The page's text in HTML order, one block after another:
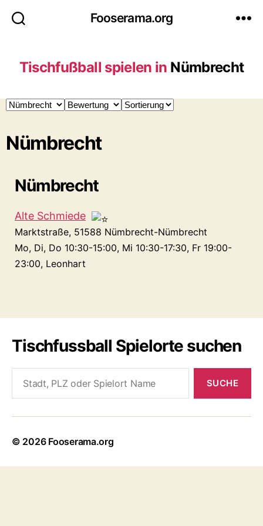
Fooserama.org
Tischfußball spielen in Nümbrecht
Nümbrecht
Nümbrecht
Alte Schmiede
Marktstraße, 51588 Nümbrecht-Nümbrecht
Mo, Di, Do 10:30-15:00, Mi 10:30-17:30, Fr 19:00-
23:00, Leonhart
Tischfussball Spielorte suchen
© 2026 Fooserama.org